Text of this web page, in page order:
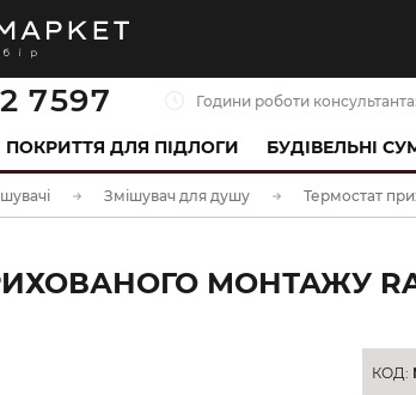
7597 Години роботи
ПОКРИТТЯ ДЛЯ ПІДЛОГИ БУДІВЕЛЬНІ
Змішувач для душу Термостат
МОНТАЖУ
КОД: